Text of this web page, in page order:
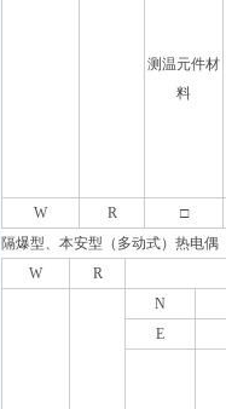
测温元件材
料
W R □
隔爆型、本安型（多动式）热电偶
W
R
N
E